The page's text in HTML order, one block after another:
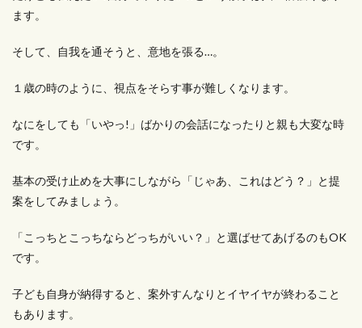
ます。
そして、自我を通そうと、意地を張る…。
１歳の時のように、視点をそらす事が難しくなります。
なにをしても「いやっ!」ばかりの会話になったりと親も大変な時
です。
基本の受け止めを大事にしながら「じゃあ、これはどう？」と提
案をしてみましょう。
「こっちとこっちならどっちがいい？」と選ばせてあげるのもOK
です。
子ども自身が納得すると、案外すんなりとイヤイヤが終わること
もあります。